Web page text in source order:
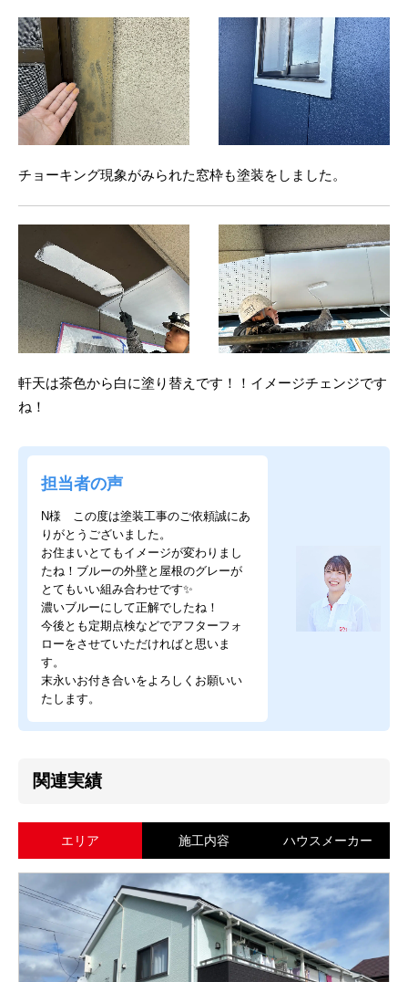
チョーキング現象がみられた窓枠も塗装をしました。
軒天は茶色から白に塗り替えです！！イメージチェンジです
ね！
担当者の声
N様 この度は塗装工事のご依頼誠にあ
りがとうございました。
お住まいとてもイメージが変わりまし
たね！ブルーの外壁と屋根のグレーが
とてもいい組み合わせです✨
濃いブルーにして正解でしたね！
今後とも定期点検などでアフターフォ
ローをさせていただければと思いま
す。
末永いお付き合いをよろしくお願いい
たします。
関連実績
エリア 施工内容 ハウスメーカー